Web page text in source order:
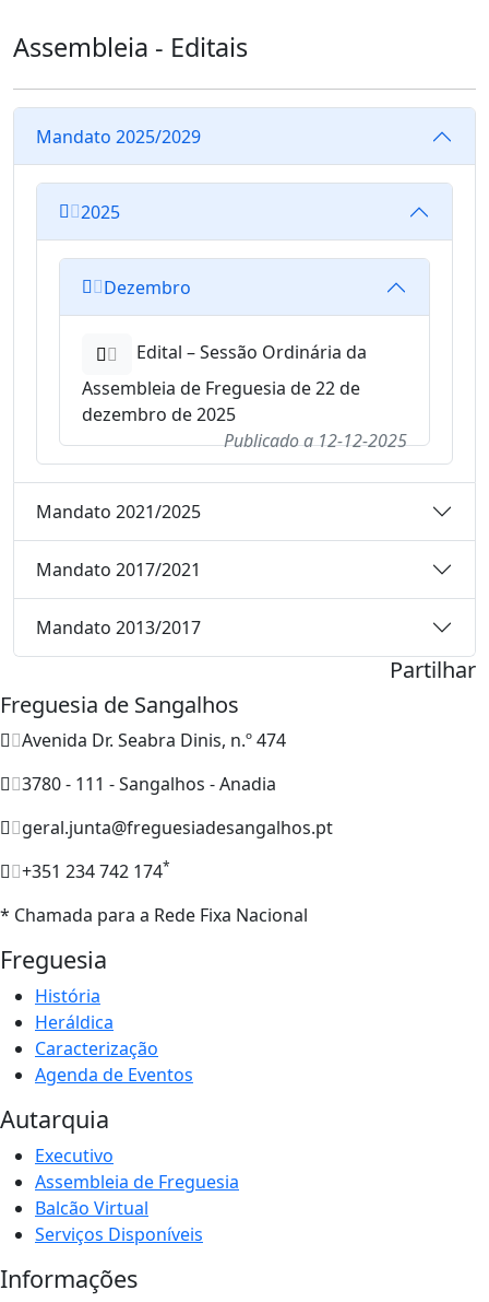
Assembleia - Editais
Mandato 2025/2029
2025
Dezembro
Edital – Sessão Ordinária da
Assembleia de Freguesia de 22 de
dezembro de 2025
Publicado a12-12-2025
Mandato 2021/2025
Mandato 2017/2021
Mandato 2013/2017
Partilhar
Freguesia de Sangalhos
Avenida Dr. Seabra Dinis, n.º 474
3780 - 111 - Sangalhos - Anadia
geral.junta@freguesiadesangalhos.pt
+351 234 742 174*
* Chamada para a Rede Fixa Nacional
Freguesia
História
Heráldica
Caracterização
Agenda de Eventos
Autarquia
Executivo
Assembleia de Freguesia
Balcão Virtual
Serviços Disponíveis
Informações